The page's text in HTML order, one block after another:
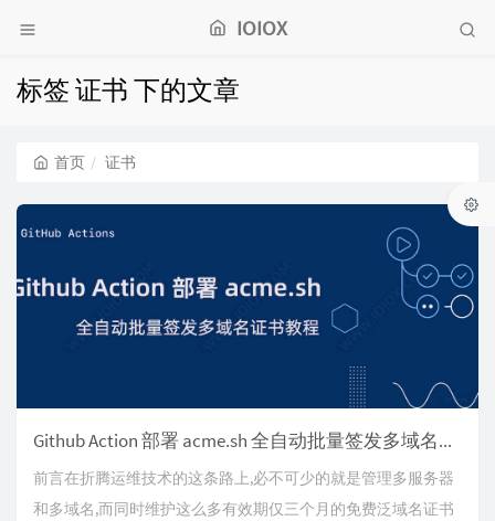
IOIOX
标签 证书 下的文章
首页 证书
Github Action 部署 acme.sh 全自动批量签发多域名证书教程
前言在折腾运维技术的这条路上,必不可少的就是管理多服务器
和多域名,而同时维护这么多有效期仅三个月的免费泛域名证书